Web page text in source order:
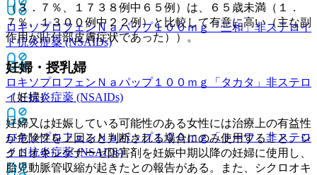
ロキソプロフェンＮａパップ１００ｍｇ「三和」非ステロイ
ド抗炎症薬 (NSAIDs)
ロキソプロフェンＮａパップ１００ｍｇ「タカタ」 非ステロ
イド抗炎症薬 (NSAIDs)
ロキソプロフェンＮａパップ１００ｍｇ「トーワ」非ステロ
イド抗炎症薬 (NSAIDs)
（３．７％、１７３８例中６５例）は、６５歳未満（１．
７％、１３００例中２２例）と比較して有意に高い（主な副
作用が貼付部皮膚症状であった））。
妊婦・授乳婦
（妊婦）
妊婦又は妊娠している可能性のある女性には治療上の有益性
が危険性を上回ると判断される場合にのみ使用すること。シ
クロオキシゲナーゼ阻害剤を妊娠中期以降の妊婦に使用し、
胎児動脈管収縮が起きたとの報告がある。また、シクロオキ